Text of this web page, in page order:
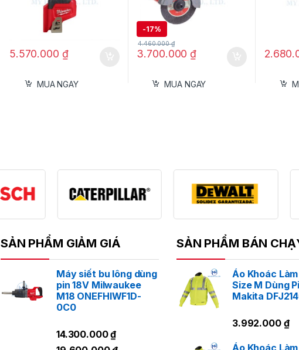
Thiết kế tiện dụng: Tay cầm chắc chắn, ống thổi dài,
Ứng dụng
Vệ sinh kho xưởng, nhà máy, công trường.
Điện áp: 36V hoặc 40V MAX (tùy phiên bản)
Lưu lượng gió: mạnh, hiệu quả cho diện tích lớn
Vận tốc gió: cao, làm sạch nhanh chóng
Trọng lượng: nhẹ, dễ thao tác
Động cơ: không chổi than (brushless)
Thiết kế: tay cầm công thái học, thân máy gọn
Ưu điểm khi chọn UB001GZ
Tăng hiệu suất làm việc nhờ lực thổi mạnh và lưu
5.570.000 ₫
MUA NGAY
-17%
3.700.000 ₫
4.460.000₫
MUA NGAY
SẢN PHẨM GIẢM GIÁ
Máy siết bu lông dùng
pin 18V Milwaukee
M18 ONEFHIWF1D-
0C0
14.300.000₫
SẢN PHẨM BÁN
Áo Khoác
Size M Dùng
Makita
3.992.000 ₫
Áo Khoác